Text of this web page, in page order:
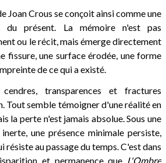
Joan Crous se conçoit ainsi comme une
du présent. La mémoire n'est pas
ou le récit, mais émerge directement
fissure, une surface érodée, une forme
de ce qui a existé.
transparences et fractures
Tout semble témoigner d'une réalité en
la perte n'est jamais absolue. Sous une
une présence minimale persiste,
résiste au passage du temps. C'est dans
et permanence que L'Ombre